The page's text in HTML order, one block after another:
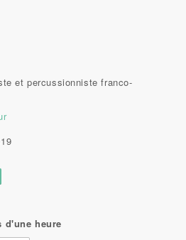
et percussionniste franco-
d'une heure